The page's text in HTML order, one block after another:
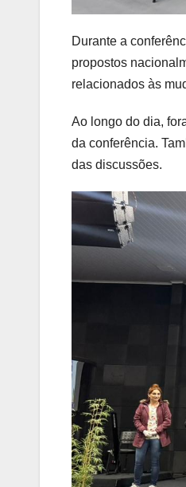
Durante a
propostos
relacionados às
Ao longo do dia,
da conferência.
das discussões.